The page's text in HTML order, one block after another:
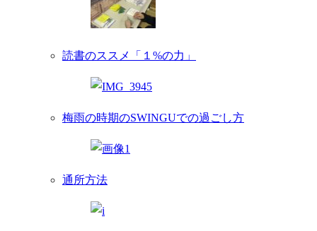
読書のススメ「１%の力」
梅雨の時期のSWINGUでの過ごし方
通所方法